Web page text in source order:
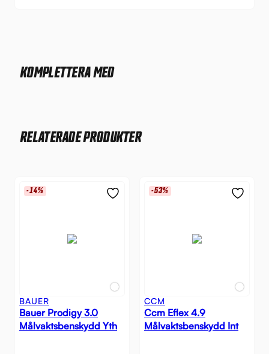
KOMPLETTERA MED
RELATERADE PRODUKTER
-14%
BAUER
Bauer Prodigy 3.0
Målvaktsbenskydd Yth
-53%
CCM
Ccm Eflex 4.9
Målvaktsbenskydd Int